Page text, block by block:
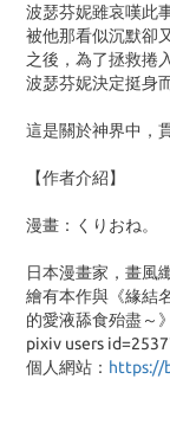
波瑟芬妮雖哀嘆此
被他那看似沉默卻
之後，為了拯救捲
波瑟芬妮決定挺身
這是關於神界中，
【作者介紹】
漫畫：くりおね。
日本漫畫家，畫風
繪有本作與《緣結
的愛液舔食殆盡～
pixiv users
個人網站： https://